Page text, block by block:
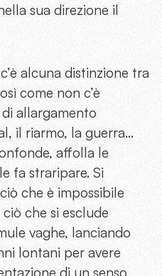
sua direzione il
alcuna distinzione tra
come non c’è
allargamento
il riarmo, la guerra…
affolla le
fa straripare. Si
che è impossibile
che si esclude
vaghe, lanciando
lontani per avere